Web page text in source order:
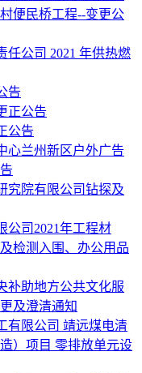
便民桥工程--变更公
任公司 2021 年供热燃
告
正公告
公告
心兰州新区户外广告
究院有限公司钻探及
公司2021年工程材
检测入围、办公用品
补助地方公共文化服
及澄清通知
有限公司 靖远煤电清
）项目 零排放单元设